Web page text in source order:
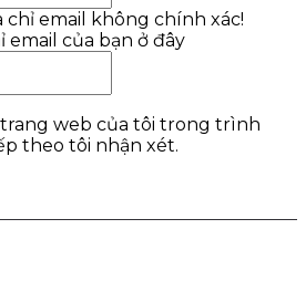
chỉ email không chính xác!
email của bạn ở đây
trang web của tôi trong trình
theo tôi nhận xét.